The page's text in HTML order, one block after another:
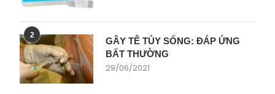
2
GÂY TÊ TỦY SỐNG: ĐÁP ỨNG
BẤT THƯỜNG
29/06/2021